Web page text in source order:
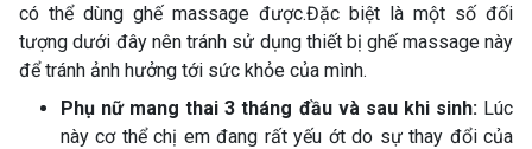
có thể dùng ghế massage được.Đặc biệt là một số đối
tượng dưới đây nên tránh sử dụng thiết bị ghế massage này
để tránh ảnh hưởng tới sức khỏe của mình.
Phụ nữ mang thai 3 tháng đầu và sau khi sinh:Lúc
này cơ thể chị em đang rất yếu ớt do sự thay đổi của